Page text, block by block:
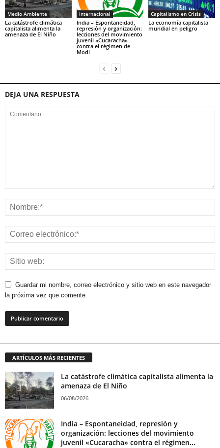
Medio Ambiente
La catástrofe climática
capitalista alimenta la
amenaza de El Niño
Internacional
India – Espontaneidad,
represión y organización:
lecciones del movimiento
juvenil «Cucaracha»
contra el régimen de
Modi
Capitalismo en Crisis
La economía capitalista
mundial en peligro
DEJA UNA RESPUESTA
Guardar mi nombre, correo electrónico y sitio web en este navegador
la próxima vez que comente.
ARTÍCULOS MÁS RECIENTES
La catástrofe climática capitalista alimenta la
amenaza de El Niño
06/08/2026
India – Espontaneidad, represión y
organización: lecciones del movimiento
juvenil «Cucaracha» contra el régimen...